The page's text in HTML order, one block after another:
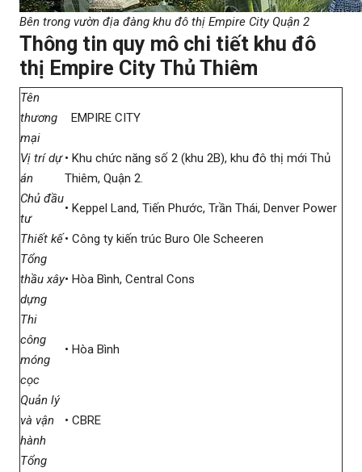
Bên trong vườn địa đàng khu đô thị Empire City Quận 2
Thông tin quy mô chi tiết khu đô
thị Empire City Thủ Thiêm
Tên
thương
mại
EMPIRE CITY
Vị trí dự
án
• Khu chức năng số 2 (khu 2B), khu đô thị mới Thủ
Thiêm, Quận 2.
Chủ đầu
tư
• Keppel Land, Tiến Phước, Trần Thái, Denver Power
Thiết kế• Công ty kiến trúc Buro Ole Scheeren
Tổng
thầu xây
dựng
• Hòa Bình, Central Cons
Thi
công
móng
cọc
• Hòa Bình
Quản lý
và vận
hành
• CBRE
Tổng